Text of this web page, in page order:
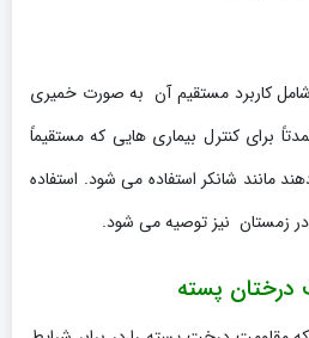
کاربرد مستقیم آن به صورت خمیری
برای کنترل بیماری هایی که مستقیماً
مانند شانکر استفاده می شود. استفاده
زمستان نیز توصیه می شود.
درختان پسته